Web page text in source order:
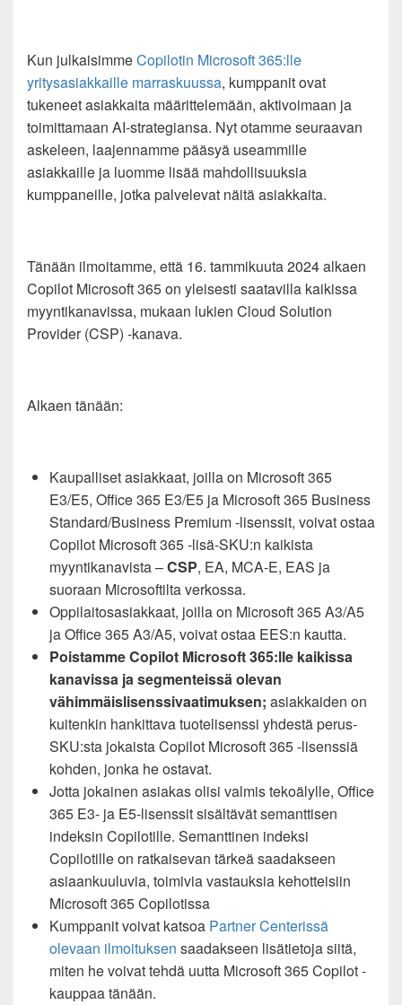
Kun julkaisimmeCopilotin Microsoft 365:lle
yritysasiakkaille marraskuussa, kumppanit ovat
tukeneet asiakkaita määrittelemään, aktivoimaan ja
toimittamaan AI-strategiansa. Nyt otamme seuraavan
askeleen, laajennamme pääsyä useammille
asiakkaille ja luomme lisää mahdollisuuksia
kumppaneille, jotka palvelevat näitä asiakkaita.
Tänään ilmoitamme, että 16. tammikuuta 2024 alkaen
Copilot Microsoft 365 on yleisesti saatavilla kaikissa
myyntikanavissa, mukaan lukien Cloud Solution
Provider (CSP) -kanava.
Alkaen tänään:
Kaupalliset asiakkaat, joilla on Microsoft 365
E3/E5, Office 365 E3/E5 ja Microsoft 365 Business
Standard/Business Premium -lisenssit, voivat ostaa
Copilot Microsoft 365 -lisä-SKU:n kaikista
myyntikanavista –CSP, EA, MCA-E, EAS ja
suoraan Microsoftilta verkossa.
Oppilaitosasiakkaat, joilla on Microsoft 365 A3/A5
ja Office 365 A3/A5, voivat ostaa EES:n kautta.
Poistamme Copilot Microsoft 365:lle kaikissa
kanavissa ja segmenteissä olevan
vähimmäislisenssivaatimuksen; asiakkaiden on
kuitenkin hankittava tuotelisenssi yhdestä perus-
SKU:sta jokaista Copilot Microsoft 365 -lisenssiä
kohden, jonka he ostavat.
Jotta jokainen asiakas olisi valmis tekoälylle, Office
365 E3- ja E5-lisenssit sisältävät semanttisen
indeksin Copilotille. Semanttinen indeksi
Copilotille on ratkaisevan tärkeä saadakseen
asiaankuuluvia, toimivia vastauksia kehotteisiin
Microsoft 365 Copilotissa
Kumppanit voivat katsoa Partner Centerissä
olevaan ilmoituksen saadakseen lisätietoja siitä,
miten he voivat tehdä uutta Microsoft 365 Copilot -
kauppaa tänään.